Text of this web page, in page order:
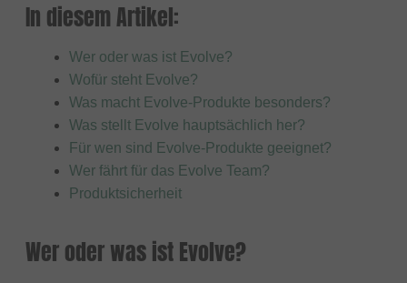
In diesem Artikel:
Wer oder was ist Evolve?
Wofür steht Evolve?
Was macht Evolve-Produkte besonders?
Was stellt Evolve hauptsächlich her?
Für wen sind Evolve-Produkte geeignet?
Wer fährt für das Evolve Team?
Produktsicherheit
Wer oder was ist Evolve?